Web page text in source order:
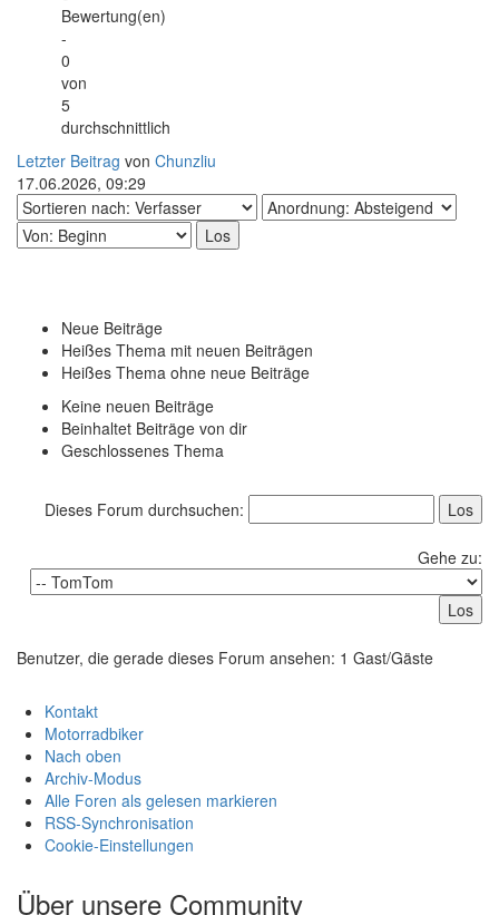
Bewertung(en)
-
0
von
5
durchschnittlich
Letzter Beitrag von Chunzliu
17.06.2026, 09:29
Neue Beiträge
Heißes Thema mit neuen Beiträgen
Heißes Thema ohne neue Beiträge
Keine neuen Beiträge
Beinhaltet Beiträge von dir
Geschlossenes Thema
Dieses Forum durchsuchen:
Gehe zu:
Benutzer, die gerade dieses Forum ansehen: 1 Gast/Gäste
Kontakt
Motorradbiker
Nach oben
Archiv-Modus
Alle Foren als gelesen markieren
RSS-Synchronisation
Cookie-Einstellungen
Über unsere Community